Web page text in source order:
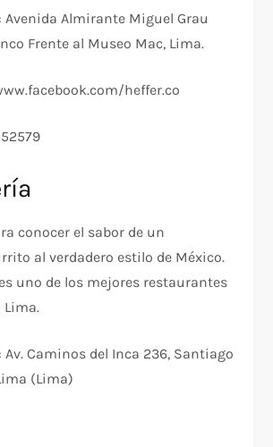
: Avenida Almirante Miguel Grau
Frente al Museo Mac, Lima.
heffer.co
conocer el sabor de un
al verdadero estilo de México.
uno de los mejores restaurantes
Lima.
: Av. Caminos del Inca 236, Santiago
(Lima)